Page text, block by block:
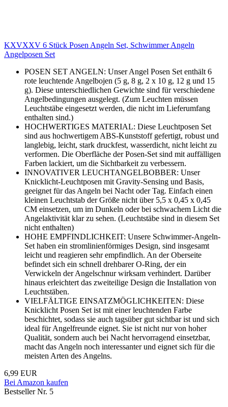
KXVXXV 6 Stück Posen Angeln Set, Schwimmer Angeln
Angelposen Set
POSEN SET ANGELN: Unser Angel Posen Set enthält 6
rote leuchtende Angelbojen (5 g, 8 g, 2 x 10 g, 12 g und 15
g). Diese unterschiedlichen Gewichte sind für verschiedene
Angelbedingungen ausgelegt. (Zum Leuchten müssen
Leuchtstäbe eingesetzt werden, die nicht im Lieferumfang
enthalten sind.)
HOCHWERTIGES MATERIAL: Diese Leuchtposen Set
sind aus hochwertigem ABS-Kunststoff gefertigt, robust und
langlebig, leicht, stark druckfest, wasserdicht, nicht leicht zu
verformen. Die Oberfläche der Posen-Set sind mit auffälligen
Farben lackiert, um die Sichtbarkeit zu verbessern.
INNOVATIVER LEUCHTANGELBOBBER: Unser
Knicklicht-Leuchtposen mit Gravity-Sensing und Basis,
geeignet für das Angeln bei Nacht oder Tag. Einfach einen
kleinen Leuchtstab der Größe nicht über 5,5 x 0,45 x 0,45
CM einsetzen, um im Dunkeln oder bei schwachem Licht die
Angelaktivität klar zu sehen. (Leuchtstäbe sind in diesem Set
nicht enthalten)
HOHE EMPFINDLICHKEIT: Unsere Schwimmer-Angeln-
Set haben ein stromlinienförmiges Design, sind insgesamt
leicht und reagieren sehr empfindlich. An der Oberseite
befindet sich ein schnell drehbarer O-Ring, der ein
Verwickeln der Angelschnur wirksam verhindert. Darüber
hinaus erleichtert das zweiteilige Design die Installation von
Leuchtstäben.
VIELFÄLTIGE EINSATZMÖGLICHKEITEN: Diese
Knicklicht Posen Set ist mit einer leuchtenden Farbe
beschichtet, sodass sie auch tagsüber gut sichtbar ist und sich
ideal für Angelfreunde eignet. Sie ist nicht nur von hoher
Qualität, sondern auch bei Nacht hervorragend einsetzbar,
macht das Angeln noch interessanter und eignet sich für die
meisten Arten des Angelns.
6,99 EUR
Bei Amazon kaufen
Bestseller Nr. 5